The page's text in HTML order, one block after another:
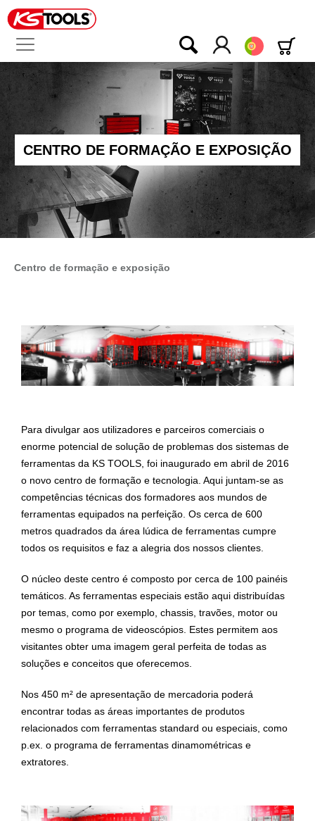
Português
CENTRO DE FORMAÇÃO E EXPOSIÇÃO
Centro de formação e exposição
Para divulgar aos utilizadores e parceiros comerciais o
enorme potencial de solução de problemas dos sistemas de
ferramentas da KS TOOLS, foi inaugurado em abril de 2016
o novo centro de formação e tecnologia. Aqui juntam-se as
competências técnicas dos formadores aos mundos de
ferramentas equipados na perfeição. Os cerca de 600
metros quadrados da área lúdica de ferramentas cumpre
todos os requisitos e faz a alegria dos nossos clientes.
O núcleo deste centro é composto por cerca de 100 painéis
temáticos. As ferramentas especiais estão aqui distribuídas
por temas, como por exemplo, chassis, travões, motor ou
mesmo o programa de videoscópios. Estes permitem aos
visitantes obter uma imagem geral perfeita de todas as
soluções e conceitos que oferecemos.
Nos 450 m² de apresentação de mercadoria poderá
encontrar todas as áreas importantes de produtos
relacionados com ferramentas standard ou especiais, como
p.ex. o programa de ferramentas dinamométricas e
extratores.